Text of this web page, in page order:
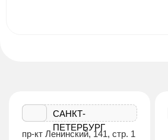
САНКТ-
ПЕТЕРБУРГ
пр-кт Ленинский, 141, стр. 1